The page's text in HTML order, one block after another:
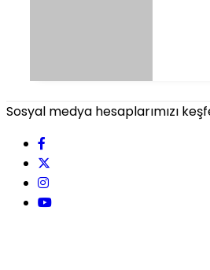
Sosyal medya hesaplarımızı